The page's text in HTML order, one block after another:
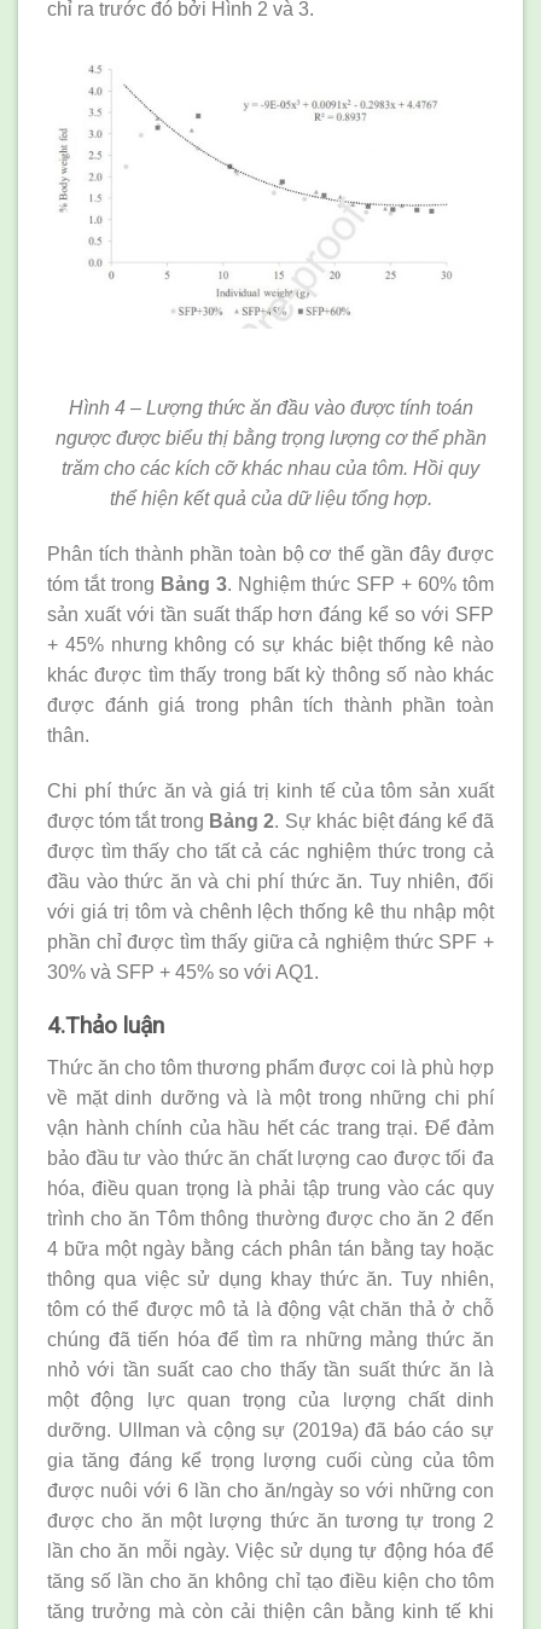
chỉ ra trước đó bởi Hình 2 và 3.
Hình 4 – Lượng thức ăn đầu vào được tính toán
ngược được biểu thị bằng trọng lượng cơ thể phần
trăm cho các kích cỡ khác nhau của tôm. Hồi quy
thể hiện kết quả của dữ liệu tổng hợp.
Phân tích thành phần toàn bộ cơ thể gần đây được
tóm tắt trong Bảng 3. Nghiệm thức SFP + 60% tôm
sản xuất với tần suất thấp hơn đáng kể so với SFP
+ 45% nhưng không có sự khác biệt thống kê nào
khác được tìm thấy trong bất kỳ thông số nào khác
được đánh giá trong phân tích thành phần toàn
thân.
Chi phí thức ăn và giá trị kinh tế của tôm sản xuất
được tóm tắt trong Bảng 2. Sự khác biệt đáng kể đã
được tìm thấy cho tất cả các nghiệm thức trong cả
đầu vào thức ăn và chi phí thức ăn. Tuy nhiên, đối
với giá trị tôm và chênh lệch thống kê thu nhập một
phần chỉ được tìm thấy giữa cả nghiệm thức SPF +
30% và SFP + 45% so với AQ1.
4.Thảo luận
Thức ăn cho tôm thương phẩm được coi là phù hợp
về mặt dinh dưỡng và là một trong những chi phí
vận hành chính của hầu hết các trang trại. Để đảm
bảo đầu tư vào thức ăn chất lượng cao được tối đa
hóa, điều quan trọng là phải tập trung vào các quy
trình cho ăn Tôm thông thường được cho ăn 2 đến
4 bữa một ngày bằng cách phân tán bằng tay hoặc
thông qua việc sử dụng khay thức ăn. Tuy nhiên,
tôm có thể được mô tả là động vật chăn thả ở chỗ
chúng đã tiến hóa để tìm ra những mảng thức ăn
nhỏ với tần suất cao cho thấy tần suất thức ăn là
một động lực quan trọng của lượng chất dinh
dưỡng. Ullman và cộng sự (2019a) đã báo cáo sự
gia tăng đáng kể trọng lượng cuối cùng của tôm
được nuôi với 6 lần cho ăn/ngày so với những con
được cho ăn một lượng thức ăn tương tự trong 2
lần cho ăn mỗi ngày. Việc sử dụng tự động hóa để
tăng số lần cho ăn không chỉ tạo điều kiện cho tôm
tăng trưởng mà còn cải thiện cân bằng kinh tế khi